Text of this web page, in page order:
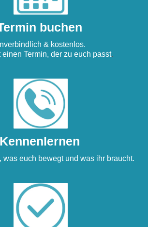
buchen
& kostenlos.
einen Termin, der zu euch passt.
Kennenlernen
was euch bewegt und was ihr braucht.